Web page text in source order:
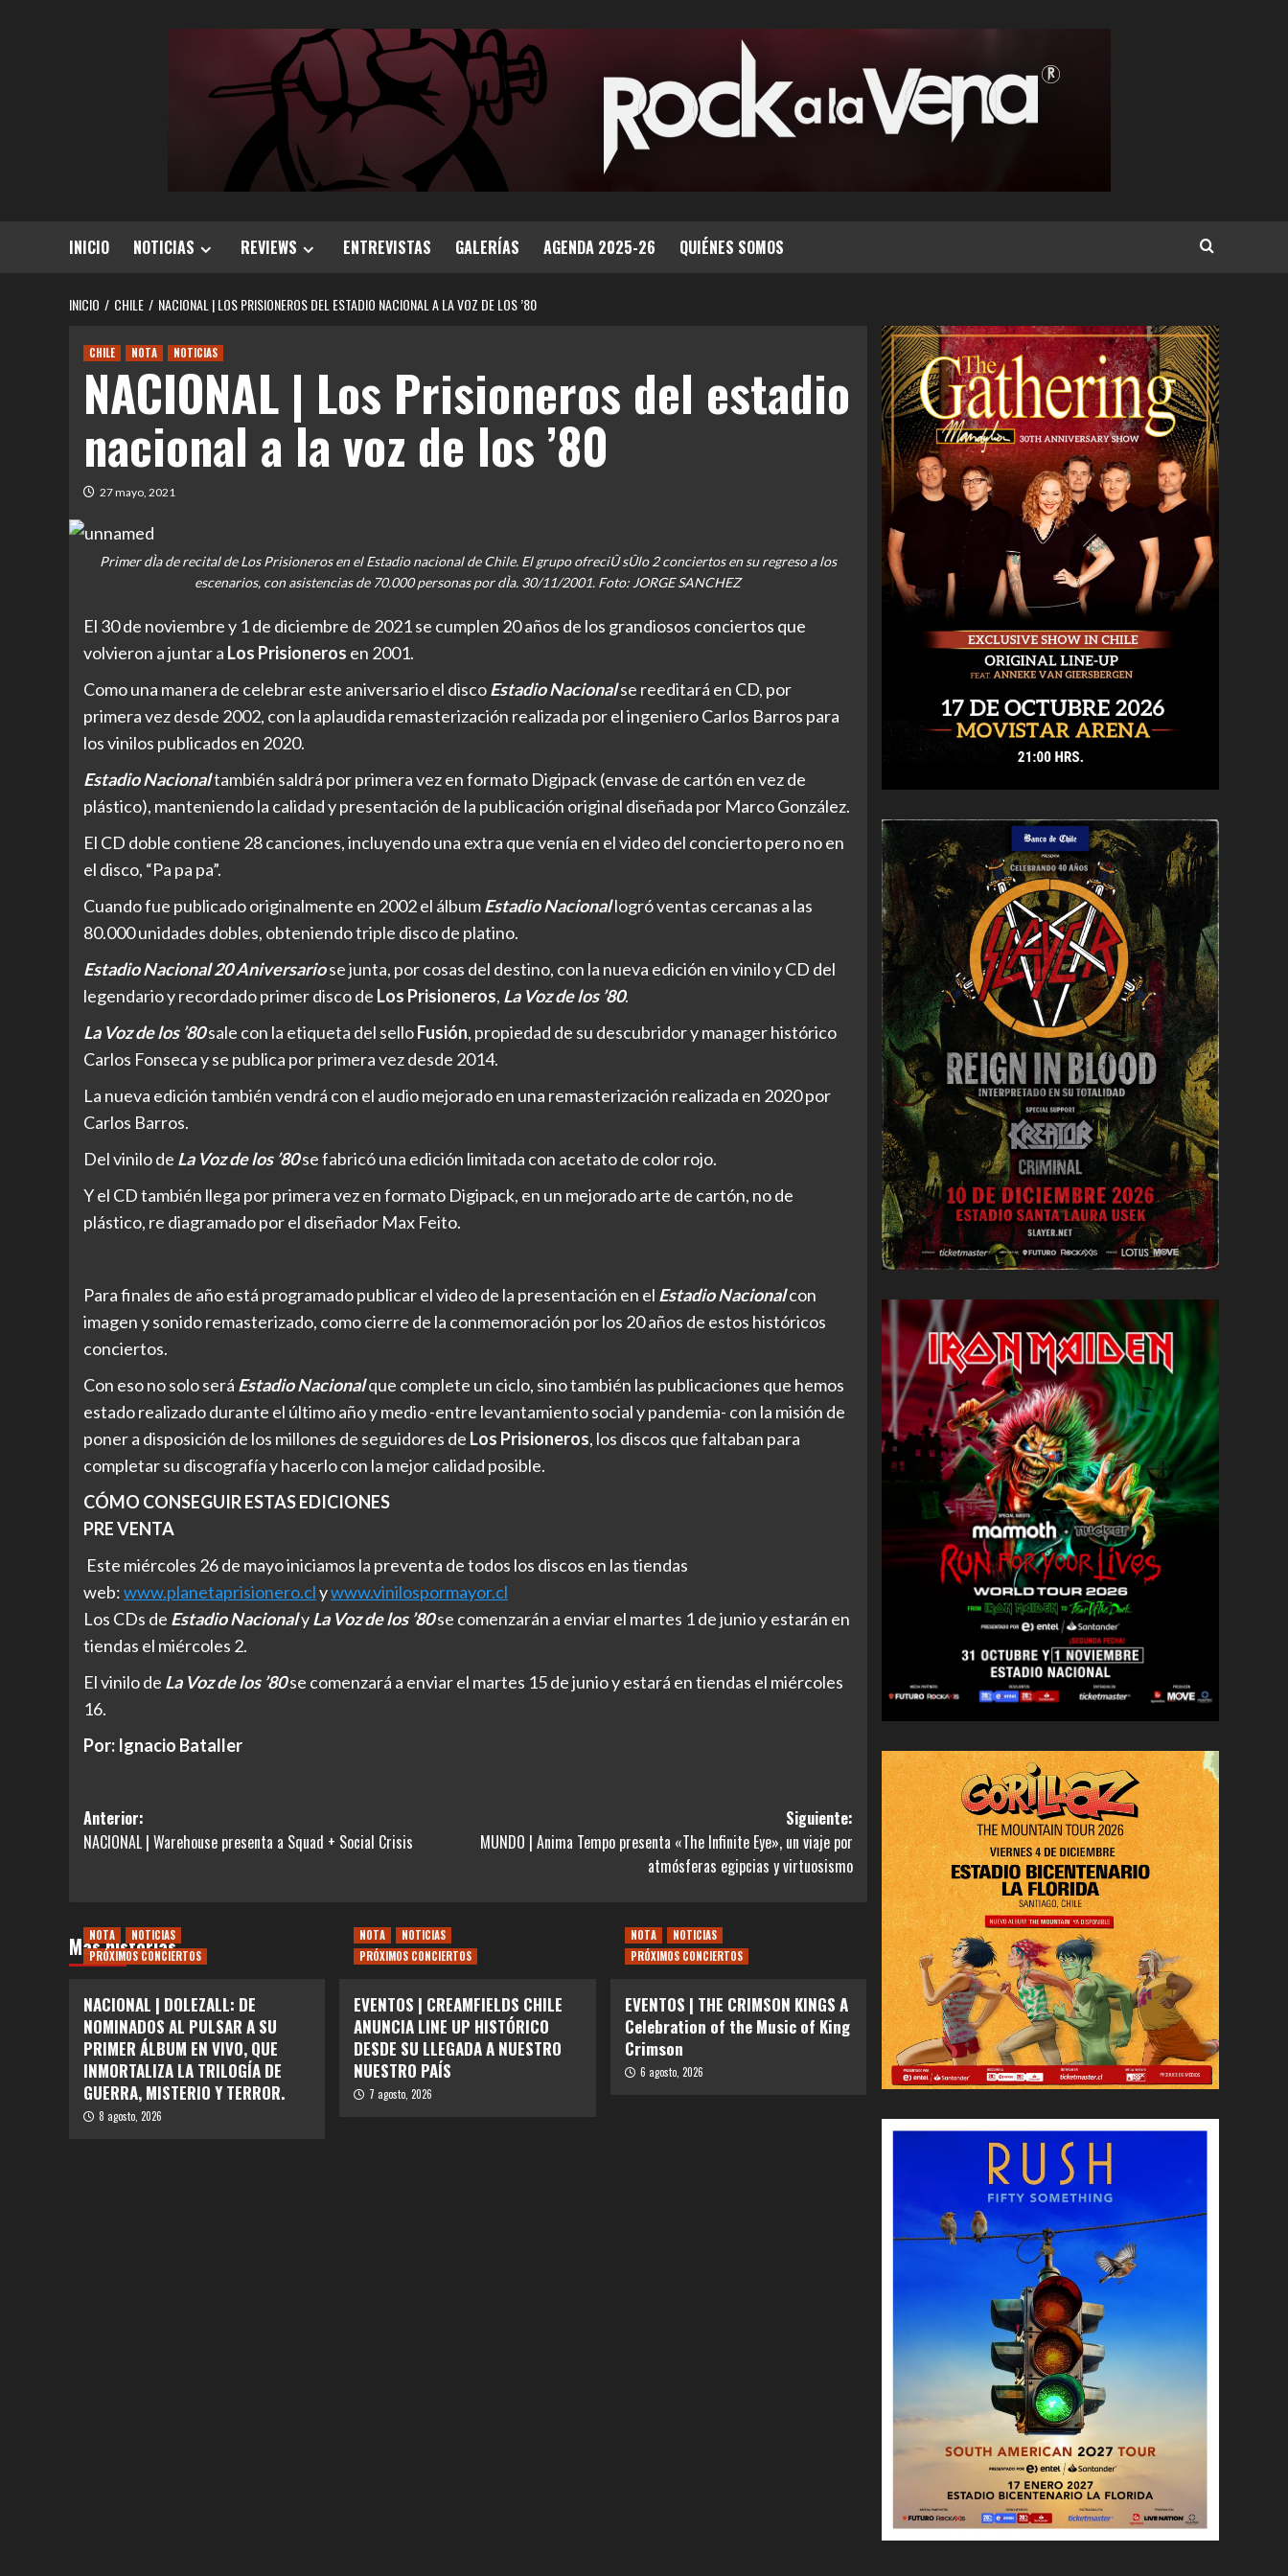
INICIO NOTICIAS REVIEWS ENTREVISTAS GALERÍAS AGENDA 2025-26 QUIÉNES SOMOS
INICIO CHILE NACIONAL | LOS PRISIONEROS DEL ESTADIO NACIONAL A LA VOZ DE LOS ’80
CHILE NOTA NOTICIAS
NACIONAL | Los Prisioneros del estadio
nacional a la voz de los ’80
27 mayo, 2021
Primer dÌa de recital de Los Prisioneros en el Estadio nacional de Chile. El grupo ofreciÛ sÛlo 2 conciertos en su regreso a los
escenarios, con asistencias de 70.000 personas por dÌa. 30/11/2001. Foto: JORGE SANCHEZ
El 30 de noviembre y 1 de diciembre de 2021 se cumplen 20 años de los grandiosos conciertos que
volvieron a juntar a Los Prisioneros en 2001.
Como una manera de celebrar este aniversario el discoEstadio Nacionalse reeditará en CD, por
primera vez desde 2002, con la aplaudida remasterización realizada por el ingeniero Carlos Barros para
los vinilos publicados en 2020.
Estadio Nacionaltambién saldrá por primera vez en formato Digipack (envase de cartón en vez de
plástico), manteniendo la calidad y presentación de la publicación original diseñada por Marco González.
El CD doble contiene 28 canciones, incluyendo una extra que venía en el video del concierto pero no en
el disco, “Pa pa pa”.
Cuando fue publicado originalmente en 2002 el álbumEstadio Nacionallogró ventas cercanas a las
80.000 unidades dobles, obteniendo triple disco de platino.
Estadio Nacional 20 Aniversariose junta, por cosas del destino, con la nueva edición en vinilo y CD del
legendario y recordado primer disco de Los Prisioneros, La Voz de los ’80.
La Voz de los ’80sale con la etiqueta del selloFusión, propiedad de su descubridor y manager histórico
Carlos Fonseca y se publica por primera vez desde 2014.
La nueva edición también vendrá con el audio mejorado en una remasterización realizada en 2020 por
Carlos Barros.
Del vinilo de La Voz de los ’80se fabricó una edición limitada con acetato de color rojo.
Y el CD también llega por primera vez en formato Digipack, en un mejorado arte de cartón, no de
plástico, re diagramado por el diseñador Max Feito.
Para finales de año está programado publicar el video de la presentación en el Estadio Nacionalcon
imagen y sonido remasterizado, como cierre de la conmemoración por los 20 años de estos históricos
conciertos.
Con eso no solo será Estadio Nacionalque complete un ciclo, sino también las publicaciones que hemos
estado realizado durante el último año y medio -entre levantamiento social y pandemia- con la misión de
poner a disposición de los millones de seguidores de Los Prisioneros, los discos que faltaban para
completar su discografía y hacerlo con la mejor calidad posible.
CÓMO CONSEGUIR ESTAS EDICIONES
PRE VENTA
Este miércoles 26 de mayo iniciamos la preventa de todos los discos en las tiendas
web:www.planetaprisionero.clywww.vinilospormayor.cl
Los CDs de Estadio NacionalyLa Voz de los ’80se comenzarán a enviar el martes 1 de junio y estarán en
tiendas el miércoles 2.
El vinilo de La Voz de los ’80se comenzará a enviar el martes 15 de junio y estará en tiendas el miércoles
16.
Por: Ignacio Bataller
Navegación
de
Anterior:
NACIONAL | Warehouse presenta a Squad + Social Crisis
Siguiente:
MUNDO | Anima Tempo presenta «The Infinite Eye», un viaje por
atmósferas egipcias y virtuosismo
Más historias
NOTA
NOTICIAS
PRÓXIMOS CONCIERTOS
NACIONAL | DOLEZALL: DE
NOMINADOS AL PULSAR A SU
PRIMER ÁLBUM EN VIVO, QUE
INMORTALIZA LA TRILOGÍA DE
GUERRA, MISTERIO Y TERROR.
8 agosto, 2026
NOTA
NOTICIAS
PRÓXIMOS CONCIERTOS
EVENTOS | CREAMFIELDS CHILE
ANUNCIA LINE UP HISTÓRICO
DESDE SU LLEGADA A NUESTRO
NUESTRO PAÍS
7 agosto, 2026
NOTA
NOTICIAS
PRÓXIMOS CONCIERTOS
EVENTOS | THE CRIMSON KINGS A
Celebration of the Music of King
Crimson
6 agosto, 2026